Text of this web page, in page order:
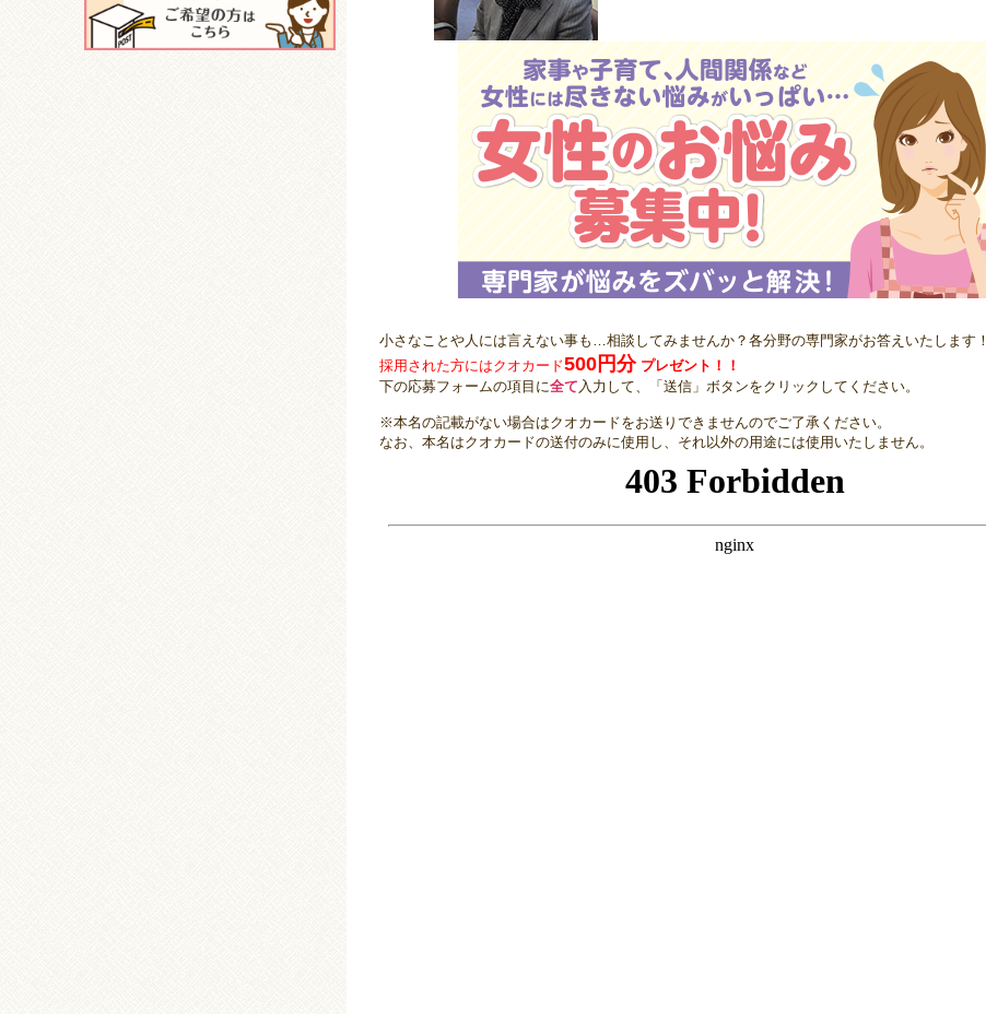
小さなことや人には言えない事も…相談してみませんか？各分野の専門家がお答えいたします！
採用された方にはクオカード500円分プレゼント！！
下の応募フォームの項目に全て 入力して、「送信」ボタンをクリックしてください。
※本名の記載がない場合はクオカードをお送りできませんのでご了承ください。
なお、本名はクオカードの送付のみに使用し、それ以外の用途には使用いたしません。